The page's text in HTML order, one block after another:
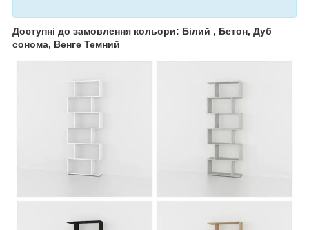
Доступні до замовлення кольори: Білий , Бетон, Дуб
сонома, Венге Темний